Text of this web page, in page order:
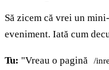
Să zicem că vrei un
eveniment. Iată cum
Tu: "Vreau o pagină /